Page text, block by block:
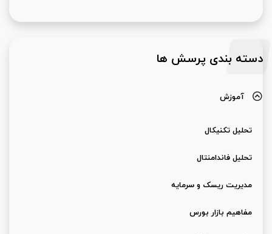
دسته بندی پرسش ها
آموزش
تحلیل تکنیکال
تحلیل فاندامنتال
مدیریت ریسک و سرمایه
مفاهیم بازار بورس